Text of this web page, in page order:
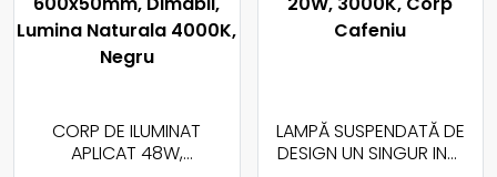
CORP DE ILUMINAT
APLICAT 48W,
LAMPĂ SUSPENDATĂ DE
DESIGN UN SINGUR INEL